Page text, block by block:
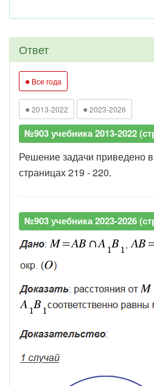
Ответ
● Все года
● 2013-2022 ● 2023-2026
№903 учебника 2013-2022
Решение задачи приведено
страницах 219 - 220.
№903 учебника 2023-2026